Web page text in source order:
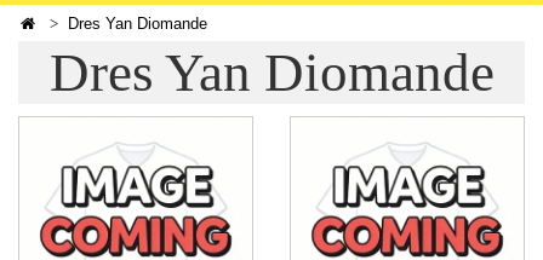
Dres Yan Diomande
Dres Yan Diomande